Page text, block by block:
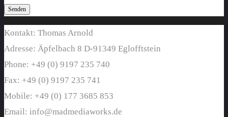
Kontakt: Thomas Arnold
Adresse: Äpfelbach 8 D-91349 Eglofftstein
Phone: +49 (0) 9197 235 740
Fax: +49 (0) 9197 235 741
Mobile: +49 (0) 177 3685 853
Email: info@madmediaworks.de